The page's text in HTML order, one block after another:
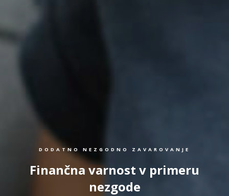
DODATNO NEZGODNO ZAVAROVANJE
Finančna varnost v primeru
nezgode